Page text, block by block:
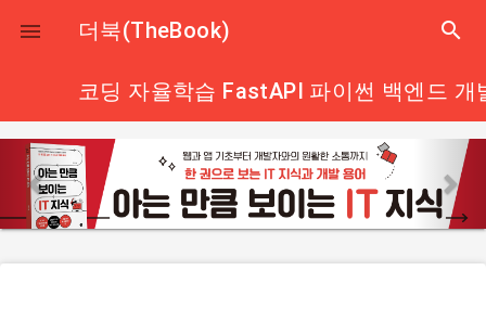
close
 더북(TheBook) search
코딩 자율학습 FastAPI 파이썬 백엔드 개
p
r
e
e
x